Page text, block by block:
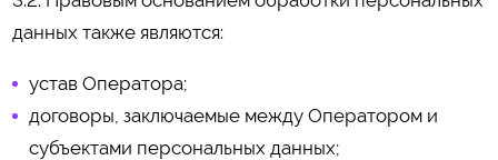
данных также являются:
устав Оператора;
договоры, заключаемые между Оператором и
субъектами персональных данных;